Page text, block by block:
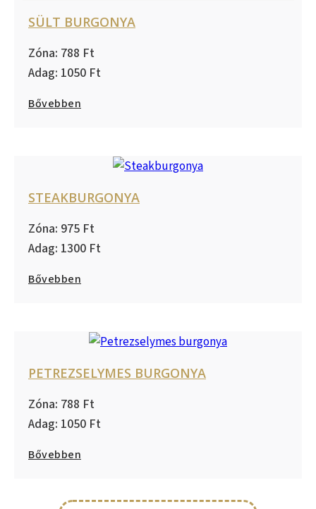
SÜLT BURGONYA
788
1050
Bővebben
STEAKBURGONYA
975
1300
Bővebben
PETREZSELYMES BURGONYA
788
1050
Bővebben